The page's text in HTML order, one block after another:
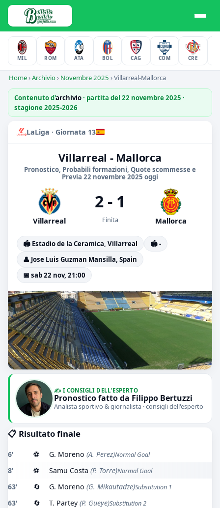
MIL ROM ATA BOL CAG COM CRE
Home›Archivio› Novembre 2025 ›Villarreal-Mallorca
Contenuto d'archivio· partita del 22 novembre 2025 ·
stagione 2025-2026
LaLiga · Giornata 13
Villarreal - Mallorca
Pronostico, Probabili formazioni, Quote scommesse e
Previa 22 novembre 2025 oggi
Villarreal
2 - 1
Finita Mallorca
🏟️ Estadio de la Ceramica, Villarreal
🏟️ -
👤 Jose Luis Guzman Mansilla, Spain
📅 sab 22 nov, 21:00
✍️ I CONSIGLI DELL'ESPERTO
Pronostico fatto da Filippo Bertuzzi
Analista sportivo & giornalista · consigli dell'esperto
📋 Risultato finale
6' ⚽ G. Moreno (A. Perez)Normal Goal
8' ⚽ Samu Costa (P. Torre)Normal Goal
63' 🔄 G. Moreno (G. Mikautadze)Substitution 1
63' 🔄 T. Partey (P. Gueye)Substitution 2